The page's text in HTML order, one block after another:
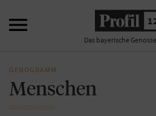

Das bayerische
GENOGRAMM
Menschen